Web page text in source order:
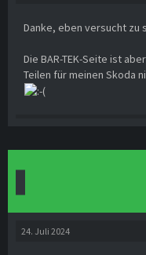
Danke, eben versucht zu
Die BAR-TEK-Seite ist
Teilen für meinen Skoda
24. Juli 2024